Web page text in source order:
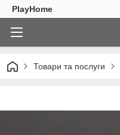
PlayHome
Товари та послуги